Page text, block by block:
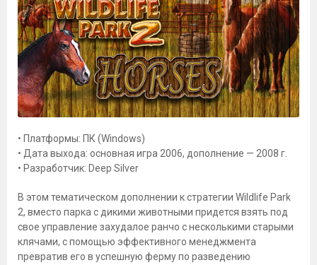
• Платформы: ПК (Windows)
• Дата выхода: основная игра 2006, дополнение — 2008 г.
• Разработчик: Deep Silver
В этом тематическом дополнении к стратегии Wildlife Park
2, вместо парка с дикими животными придется взять под
свое управление захудалое ранчо с несколькими старыми
клячами, с помощью эффективного менеджмента
превратив его в успешную ферму по разведению